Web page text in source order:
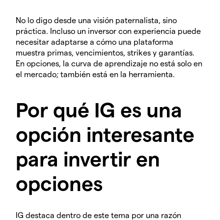
No lo digo desde una visión paternalista, sino
práctica. Incluso un inversor con experiencia puede
necesitar adaptarse a cómo una plataforma
muestra primas, vencimientos, strikes y garantías.
En opciones, la curva de aprendizaje no está solo en
el mercado; también está en la herramienta.
Por qué IG es una
opción interesante
para invertir en
opciones
IG destaca dentro de este tema por una razón